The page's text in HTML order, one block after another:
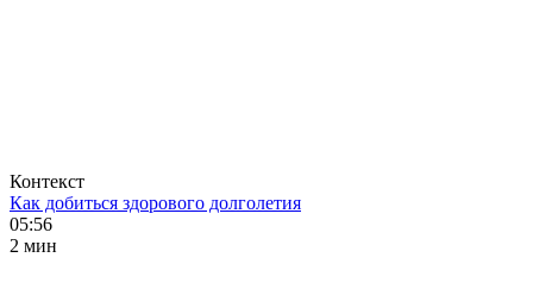
Контекст
Как добиться здорового долголетия
05:56
2 мин